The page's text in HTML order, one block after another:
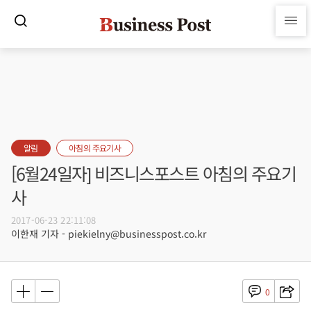
알림 아침의 주요기사
[6월24일자] 비즈니스포스트 아침의 주요기
사
2017-06-23 22:11:08
이한재 기자 - piekielny@businesspost.co.kr
0